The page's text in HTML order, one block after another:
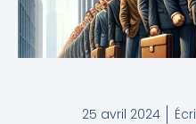
25 avril 2024